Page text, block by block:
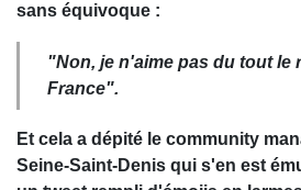
sans équivoque :
"Non, je n'aime pas du tout le
France".
Et cela a dépité le community
Seine-Saint-Denis qui s'en est